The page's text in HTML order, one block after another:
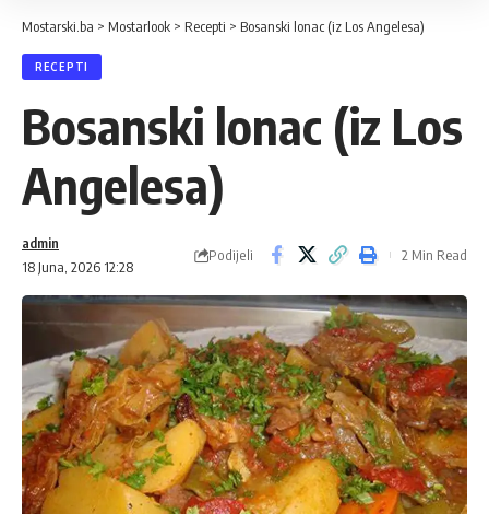
Mostarski.ba > Mostarlook > Recepti > Bosanski lonac (iz Los Angelesa)
RECEPTI
Bosanski lonac (iz Los
Angelesa)
18 Juna, 2026 12:28
admin
Podijeli 2 Min Read